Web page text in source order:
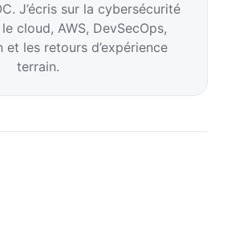
J’écris sur la cybersécurité
cloud, AWS, DevSecOps,
et les retours d’expérience
terrain.